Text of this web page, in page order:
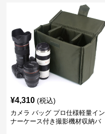
¥4,310 (税込)
カメラ バッグ プロ仕様軽量イン
ナーケース付き撮影機材収納バ